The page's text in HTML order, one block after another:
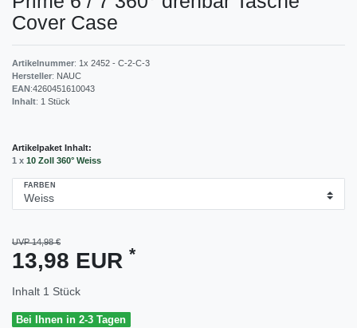
Cover Case
Artikelnummer: 1x 2452 - C-2-C-3
Hersteller: NAUC
EAN:4260451610043
Inhalt: 1 Stück
Artikelpaket Inhalt:
1 x 10 Zoll 360° Weiss
FARBEN
UVP 14,98 €
13,98 EUR *
Inhalt 1 Stück
Bei Ihnen in 2-3 Tagen